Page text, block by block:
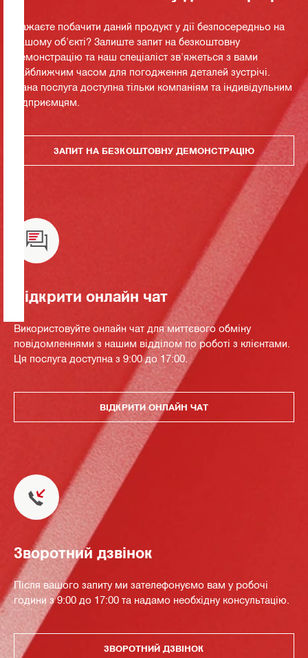
Бажаєте побачити даний продукт у дії безпосередньо на
вашому об'єкті? Залиште запит на безкоштовну
демонстрацію та наш спеціаліст зв'яжеться з вами
найближчим часом для погодження деталей зустрічі.
Дана послуга доступна тільки компаніям та індивідульним
підприємцям.
ЗАПИТ НА БЕЗКОШТОВНУ ДЕМОНСТРАЦІЮ
Відкрити онлайн чат
Використовуйте онлайн чат для миттєвого обміну
повідомленнями з нашим відділом по роботі з клієнтами.
Ця послуга доступна з 9:00 до 17:00.
ВІДКРИТИ ОНЛАЙН ЧАТ
Зворотний дзвінок
Після вашого запиту ми зателефонуємо вам у робочі
години з 9:00 до 17:00 та надамо необхідну консультацію.
ЗВОРОТНИЙ ДЗВІНОК